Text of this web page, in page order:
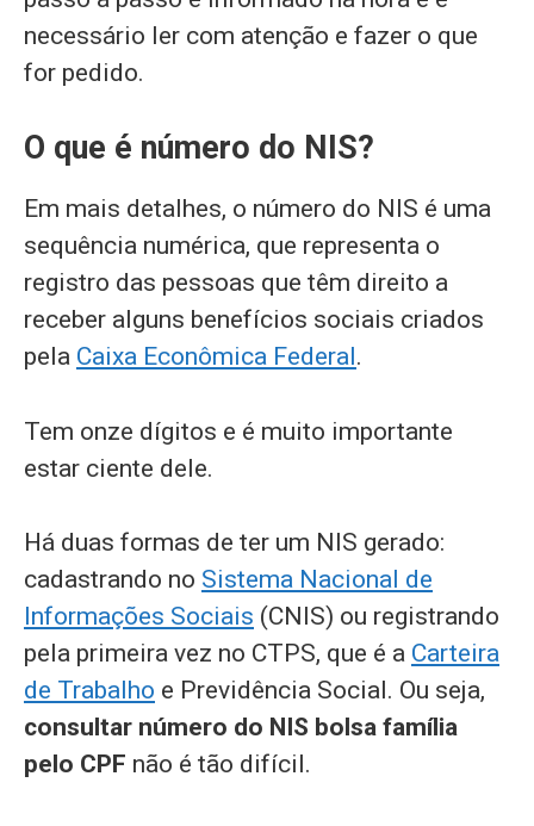
necessário ler com atenção e fazer o que
for pedido.
O que é número do NIS?
Em mais detalhes, o número do NIS é uma
sequência numérica, que representa o
registro das pessoas que têm direito a
receber alguns benefícios sociais criados
pela Caixa Econômica Federal .
Tem onze dígitos e é muito importante
estar ciente dele.
Há duas formas de ter um NIS gerado:
cadastrando no Sistema Nacional de
Informações Sociais (CNIS) ou registrando
pela primeira vez no CTPS, que é a Carteira
de Trabalho e Previdência Social. Ou seja,
consultar número do NIS bolsa família
pelo CPF não é tão difícil.